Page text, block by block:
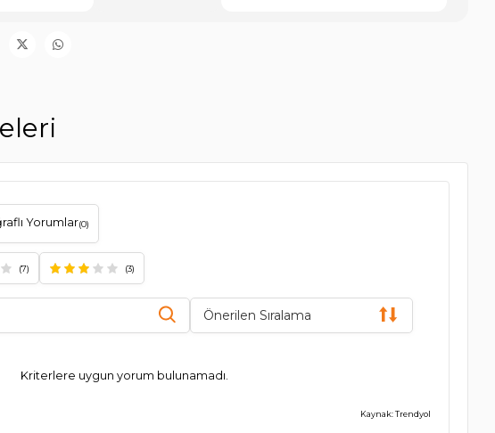
Yorumlar(0)
(7) (3)
Önerilen Sıralama
Kriterlere uygun yorum bulunamadı.
Kaynak: Trendyol